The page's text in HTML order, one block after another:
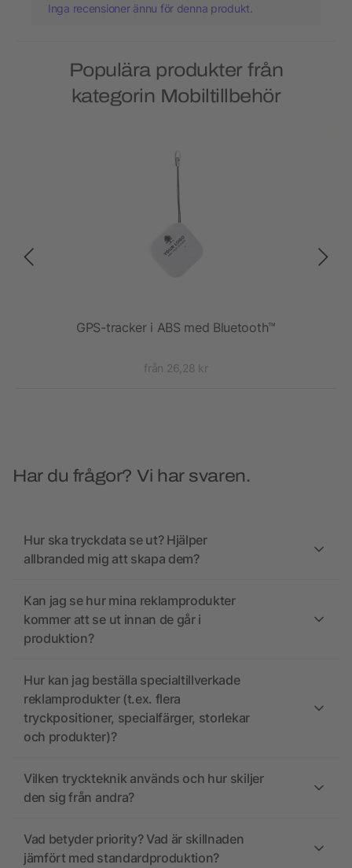
Inga recensioner ännu för denna produkt.
Populära produkter från
kategorin Mobiltillbehör
GPS-tracker i ABS med Bluetooth™
från 26,28 kr
Har du frågor? Vi har svaren.
Hur ska tryckdata se ut? Hjälper
allbranded mig att skapa dem?
Kan jag se hur mina reklamprodukter
kommer att se ut innan de går i
produktion?
Hur kan jag beställa specialtillverkade
reklamprodukter (t.ex. flera
tryckpositioner, specialfärger, storlekar
och produkter)?
Vilken tryckteknik används och hur skiljer
den sig från andra?
Vad betyder priority? Vad är skillnaden
jämfört med standardproduktion?